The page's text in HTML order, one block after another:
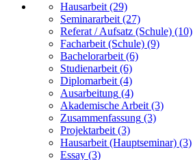
Hausarbeit (29)
Seminararbeit (27)
Referat / Aufsatz (Schule) (10)
Facharbeit (Schule) (9)
Bachelorarbeit (6)
Studienarbeit (6)
Diplomarbeit (4)
Ausarbeitung (4)
Akademische Arbeit (3)
Zusammenfassung (3)
Projektarbeit (3)
Hausarbeit (Hauptseminar) (3)
Essay (3)